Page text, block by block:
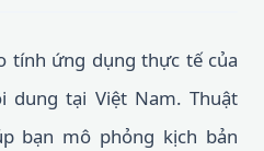
tính ứng dụng thực tế của
dung tại Việt Nam. Thuật
bạn mô phỏng kịch bản